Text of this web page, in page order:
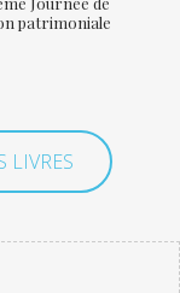
patrimoniale
LIVRES